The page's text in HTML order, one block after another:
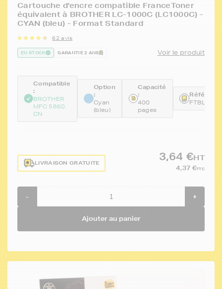
Cartouche d'encre compatible FranceToner
équivalent à BROTHER LC-1000C (LC1000C) -
CYAN (bleu) - Format Standard
62 avis
EN STOCK GARANTIE 2 ANS Voir le produit
Compatible
:
BROTHER
MFC 5860
CN
Option
:
Cyan
(bleu)
Capacité
:
400
pages
LIVRAISON GRATUITE
3,64 €HT
4,37 €TTC
- +
Ajouter au panier